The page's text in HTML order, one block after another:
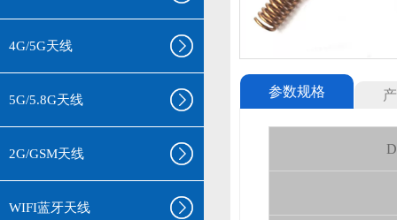
4G/5G天线
5G/5.8G天线
2G/GSM天线
WIFI蓝牙天线
参数规格